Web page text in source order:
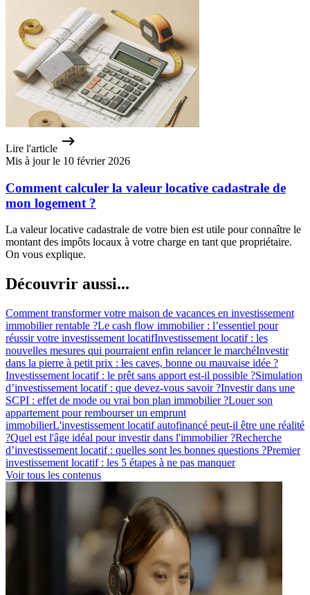
Lire l'article
Mis à jour le 10 février 2026
Comment calculer la valeur locative cadastrale de
mon logement ?
La valeur locative cadastrale de votre bien est utile pour connaître le
montant des impôts locaux à votre charge en tant que propriétaire.
On vous explique.
Découvrir aussi...
Comment transformer votre maison de vacances en investissement
immobilier rentable ?Le cash flow immobilier : l’essentiel pour
réussir votre investissement locatifInvestissement locatif : les
nouvelles mesures qui pourraient enfin relancer le marchéInvestir
dans la pierre à petit prix : les caves, bonne ou mauvaise idée ?
Investissement locatif : le prêt sans apport est-il possible ?Simulation
d’investissement locatif : que devez-vous savoir ?Investir dans une
SCPI : effet de mode ou vrai bon plan immobilier ?Louer son
appartement pour rembourser un emprunt
immobilierL'investissement locatif autofinancé peut-il être une réalité
?Quel est l'âge idéal pour investir dans l'immobilier ?Recherche
d’investissement locatif : quelles sont les bonnes questions ?Premier
investissement locatif : les 5 étapes à ne pas manquer
Voir tous les contenus